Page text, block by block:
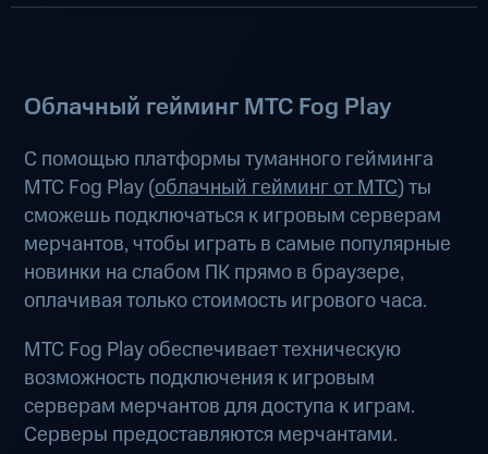
Облачный гейминг МТС Fog Play
С помощью платформы туманного гейминга
МТС Fog Play (облачный гейминг от МТС) ты
сможешь подключаться к игровым серверам
мерчантов, чтобы играть в самые популярные
новинки на слабом ПК прямо в браузере,
оплачивая только стоимость игрового часа.
МТС Fog Play обеспечивает техническую
возможность подключения к игровым
серверам мерчантов для доступа к играм.
Серверы предоставляются мерчантами.